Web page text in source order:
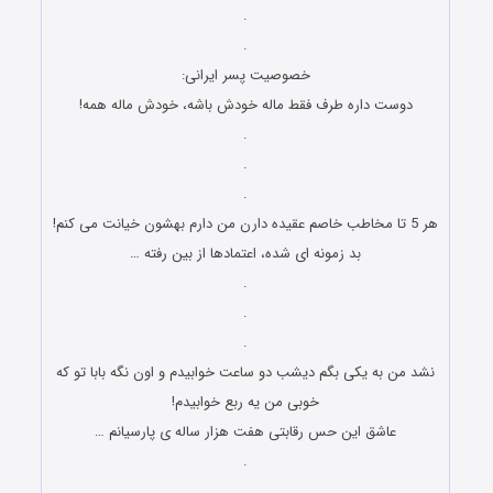
.
.
خصوصیت پسر ایرانی:
دوست داره طرف فقط ماله خودش باشه، خودش ماله همه!
.
.
.
هر 5 تا مخاطب خاصم عقیده دارن من دارم بهشون خیانت می کنم!
بد زمونه ای شده، اعتمادها از بین رفته …
.
.
.
نشد من به یکی بگم دیشب دو ساعت خوابیدم و اون نگه بابا تو که
خوبی من یه ربع خوابیدم!
عاشق این حس رقابتی هفت هزار ساله ی پارسیانم …
.